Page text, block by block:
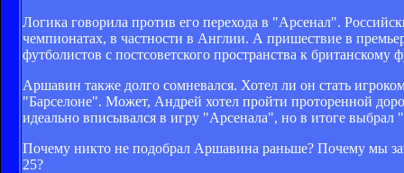
Логика говорила против его перехода в "Арсенал".
чемпионатах, в частности в Англии. А пришествие в
футболистов с постсоветского пространства к британскому
Аршавин также долго сомневался. Хотел ли он стать
"Барселоне". Может, Андрей хотел пройти проторенной
идеально вписывался в игру "Арсенала", но в итоге
Почему никто не подобрал Аршавина раньше? Почему мы
25?